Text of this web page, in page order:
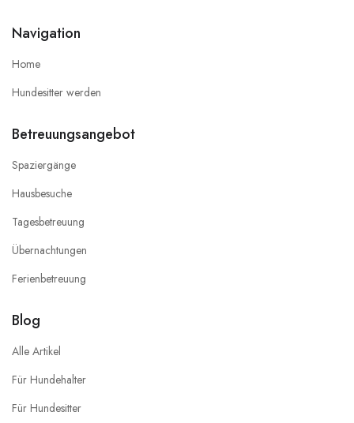
Navigation
Home
Hundesitter werden
Betreuungsangebot
Spaziergänge
Hausbesuche
Tagesbetreuung
Übernachtungen
Ferienbetreuung
Blog
Alle Artikel
Für Hundehalter
Für Hundesitter